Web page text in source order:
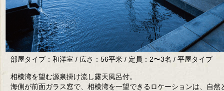
部屋タイプ：和洋室 / 広さ：56平米 / 定員：2〜3名 / 平屋タイプ
相模湾を望む源泉掛け流し露天風呂付。
海側が前面ガラス窓で、相模湾を一望できるロケーションは、自然